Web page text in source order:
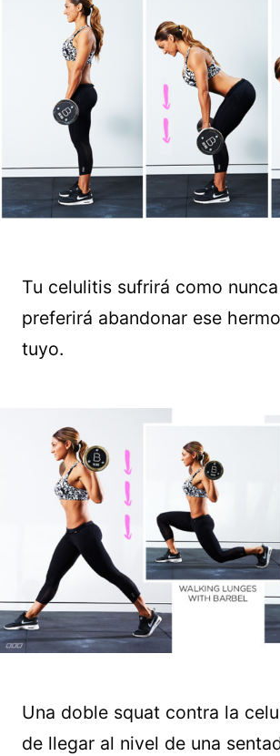
Tu celulitis sufrirá como
preferirá abandonar ese
tuyo.
Una doble squat contra la
de llegar al nivel de una